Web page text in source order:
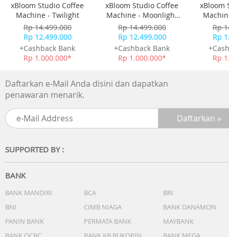
xBloom Studio Coffee
Machine - Twilight
Rp 14.499.000
Rp 12.499.000
+Cashback Bank
Rp 1.000.000*
xBloom Studio Coffee
Machine - Moonlight
White
Rp 14.499.000
Rp 12.499.000
+Cashback Bank
Rp 1.000.000*
xBloom
Rp
Rp
Rp
Daftarkan e-Mail Anda disini dan dapatkan
penawaran menarik.
SUPPORTED BY :
BANK
BANK MANDIRI BCA
BRI
BNI
CIMB NIAGA
BANK DANAMON
PANIN BANK
PERMATA BANK
MAYBANK